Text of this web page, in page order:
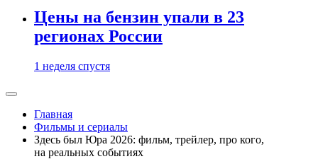
Цены на бензин упали в 23
регионах России
1 неделя спустя
Главная
Фильмы и сериалы
Здесь был Юра 2026: фильм, трейлер, про кого,
на реальных событиях